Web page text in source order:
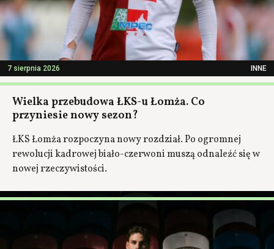
7 sierpnia 2026 INNE
Wielka przebudowa ŁKS-u Łomża. Co
przyniesie nowy sezon?
ŁKS Łomża rozpoczyna nowy rozdział. Po ogromnej
rewolucji kadrowej biało-czerwoni muszą odnaleźć się w
nowej rzeczywistości.